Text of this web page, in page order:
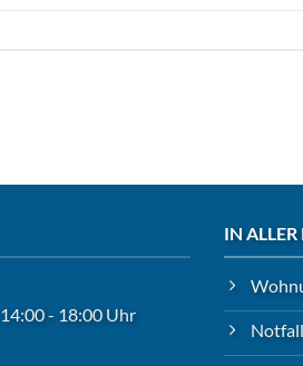
14:00 - 18:00 Uhr
IN ALLER